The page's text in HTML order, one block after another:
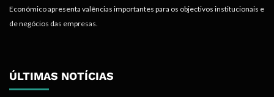
Económico apresenta valências importantes para os objectivos institucionais e
de negócios das empresas.
ÚLTIMAS NOTÍCIAS